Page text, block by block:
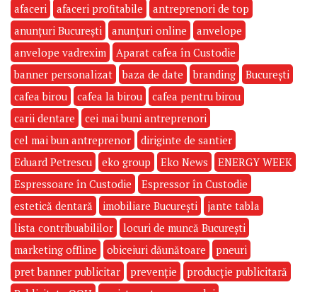
afaceri afaceri profitabile
antreprenori de top
anunțuri București
anunțuri online
anvelope
anvelope vadrexim
Aparat cafea în Custodie
banner personalizat
baza de date branding
București
cafea birou
cafea la birou
cafea pentru birou
carii dentare
cei mai buni antreprenori
cel mai bun antreprenor
diriginte de santier
Eduard Petrescu
eko group Eko News
ENERGY WEEK
Espressoare în Custodie
Espressor în Custodie
estetică dentară
imobiliare București
jante tabla
lista contribuabililor
locuri de muncă București
marketing offline
obiceiuri dăunătoare
pneuri
pret banner publicitar
prevenție
producție publicitară